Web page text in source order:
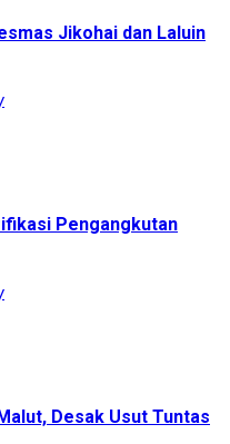
Jikohai dan Laluin
Pengangkutan
Desak Usut Tuntas